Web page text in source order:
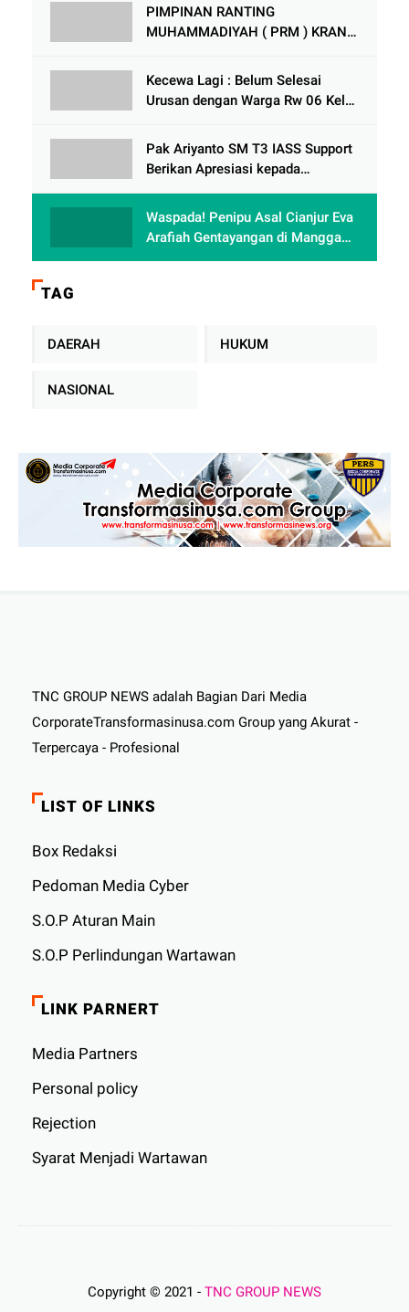
PIMPINAN RANTING
MUHAMMADIYAH ( PRM ) KRANJI
MUHAMMAdIYAH KE 113
Kecewa Lagi : Belum Selesai
Urusan dengan Warga Rw 06 Kel
di Duga Berulah lagi dengan
Pak Ariyanto SM T3 IASS Support
Berikan Apresiasi kepada
Terminal 3
Waspada! Penipu Asal Cianjur Eva
Arafiah Gentayangan di Mangga
Dua Square Jakarta
TAG
DAERAH HUKUM
NASIONAL
TNC GROUP NEWS adalah Bagian Dari Media
CorporateTransformasinusa.com Group yang Akurat -
Terpercaya - Profesional
LIST OF LINKS
Box Redaksi
Pedoman Media Cyber
S.O.P Aturan Main
S.O.P Perlindungan Wartawan
LINK PARNERT
Media Partners
Personal policy
Rejection
Syarat Menjadi Wartawan
Copyright © 2021 - TNC GROUP NEWS